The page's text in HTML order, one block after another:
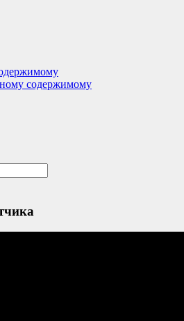
содержимому